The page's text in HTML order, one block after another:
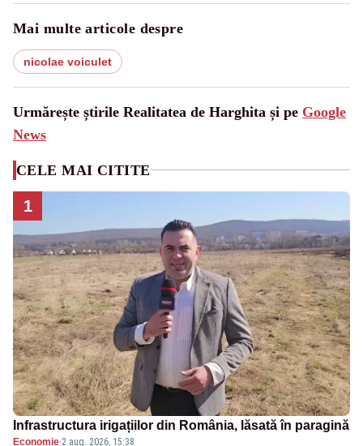
Mai multe articole despre
nicolae voiculet
Urmărește știrile Realitatea de Harghita și pe Google
News
CELE MAI CITITE
1
Infrastructura irigațiilor din România, lăsată în paragină
Economie·2 aug. 2026, 15:38